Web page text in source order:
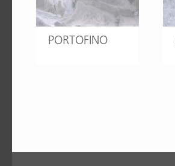
PORTOFINO